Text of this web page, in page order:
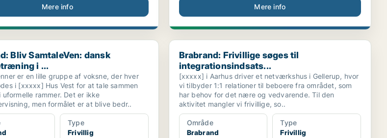
Mere info Mere info
SamtaleVen: dansk samtaletræning i ...
Bliv SamtaleVen: dansk
i ...
er en lille gruppe af voksne, der hver
i [xxxxx] Hus Vest for at tale sammen
uformelle rammer. Det er ikke
men formålet er at blive bedr..
Type
Frivillig
Brabrand: Frivillige søges til integrationsindsats...
Brabrand: Frivillige søges til
integrationsindsats...
[xxxxx] i Aarhus driver et netværkshus i Gellerup, hvor
vi tilbyder 1:1 relationer til beboere fra området, som
har behov for det nære og vedvarende. Til den
aktivitet mangler vi frivillige, so..
Område
Brabrand
Type
Frivillig